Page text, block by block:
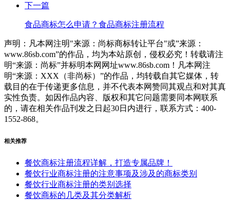
下一篇
食品商标怎么申请？食品商标注册流程
声明：凡本网注明"来源：尚标商标转让平台"或”来源：
www.86sb.com”的作品，均为本站原创，侵权必究！转载请注
明“来源：尚标”并标明本网网址www.86sb.com！凡本网注
明“来源：XXX（非尚标）”的作品，均转载自其它媒体，转
载目的在于传递更多信息，并不代表本网赞同其观点和对其真
实性负责。如因作品内容、版权和其它问题需要同本网联系
的，请在相关作品刊发之日起30日内进行，联系方式：400-
1552-868。
相关推荐
餐饮商标注册流程详解，打造专属品牌！
餐饮行业商标注册的注意事项及涉及的商标类别
餐饮行业商标注册的类别选择
餐饮商标的几类及其分类解析